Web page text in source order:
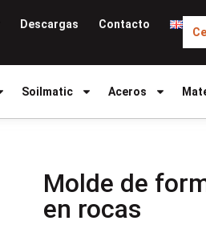
Descargas Contacto
Soilmatic Aceros
Molde de
en rocas